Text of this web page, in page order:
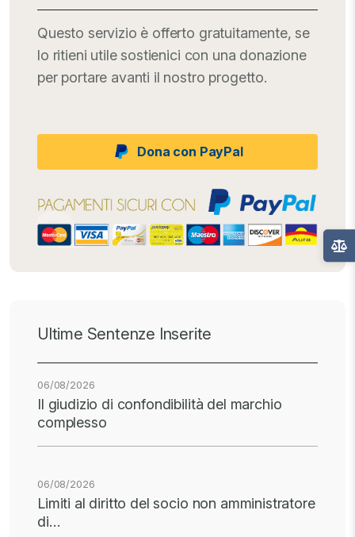
Questo servizio è offerto gratuitamente, se
lo ritieni utile sostienici con una donazione
per portare avanti il nostro progetto.
Dona con PayPal
Ultime Sentenze Inserite
06/08/2026
Il giudizio di confondibilità del marchio
complesso
06/08/2026
Limiti al diritto del socio non amministratore
di…